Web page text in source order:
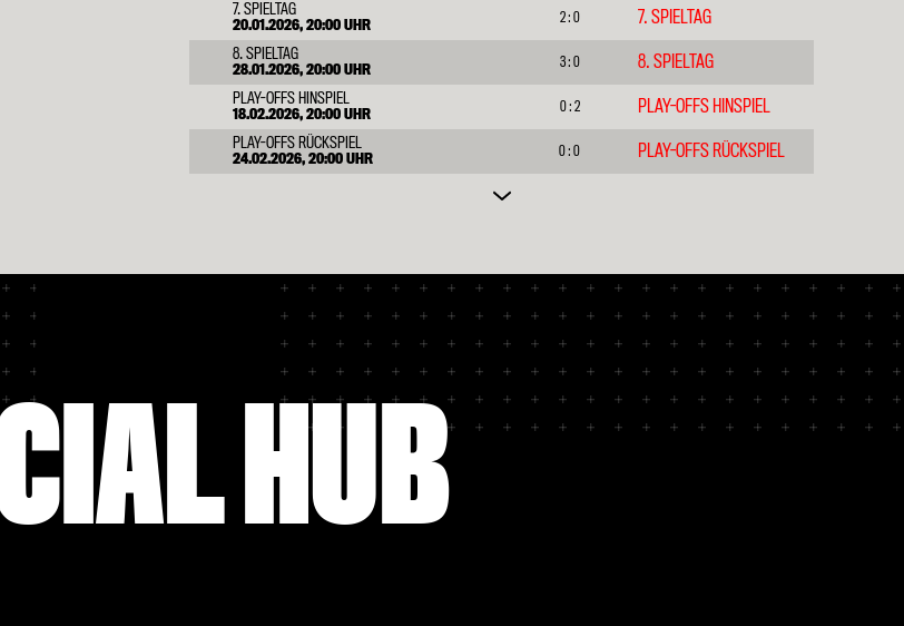
7. SPIELTAG
20.01.2026, 20:00 UHR 2 : 0 7. SPIELTAG
8. SPIELTAG
28.01.2026, 20:00 UHR 3 : 0 8. SPIELTAG
PLAY-OFFS HINSPIEL
18.02.2026, 20:00 UHR 0 : 2 PLAY-OFFS HINSPIEL
PLAY-OFFS RÜCKSPIEL
24.02.2026, 20:00 UHR 0 : 0 PLAY-OFFS RÜCKSPIEL
HUB